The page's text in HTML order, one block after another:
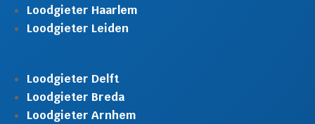
Loodgieter Haarlem
Loodgieter Leiden
Loodgieter Delft
Loodgieter Breda
Loodgieter Arnhem